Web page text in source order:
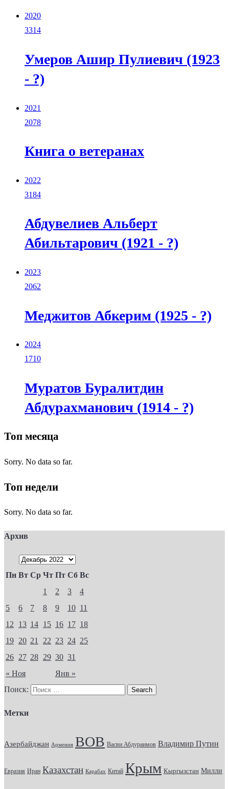
2020
3314
Умеров Ашир Пулиевич (1923
- ?)
2021
2078
Книга о ветеранах
2022
3184
Абдувелиев Альберт
Абильтарович (1921 - ?)
2023
2062
Меджитов Абкерим (1925 - ?)
2024
1710
Муратов Буралитдин
Абдурахманович (1914 - ?)
Топ месяца
Sorry. No data so far.
Топ недели
Sorry. No data so far.
Архив
Пн Вт Ср Чт Пт Сб Вс
« Ноя Янв »
1 2 3
4
5
6 7 8 9 10 11
12
13 14 15 16 17 18
19 20 21 22 23 24 25
26 27 28 29 30 31
Поиск:
Метки
Азербайджан Армения ВОВ Васви Абдураимов Владимир Путин
Евразия Иран Казахстан Карабах Китай Крым Кыргызстан Милли